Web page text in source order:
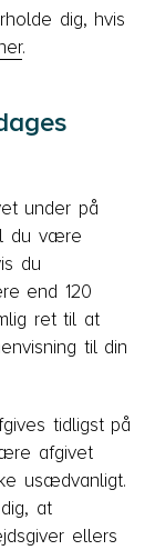
dig, hvis
.
under på
du være
du
end 120
ret til at
til din
tidligst på
afgivet
usædvanligt.
at
ellers